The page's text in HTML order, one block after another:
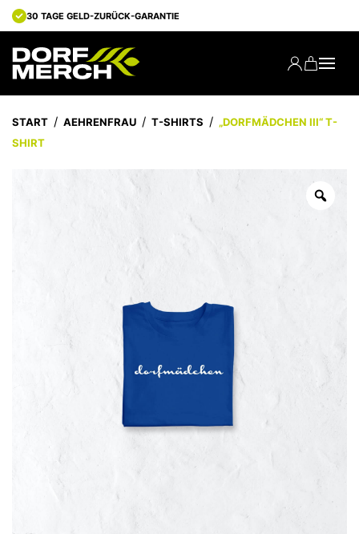
30 TAGE GELD-ZURÜCK-GARANTIE
START AEHRENFRAU T-SHIRTS
„DORFMÄDCHEN III“ T-
SHIRT